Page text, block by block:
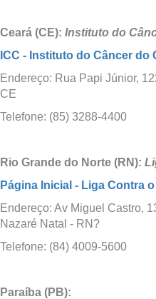
Ceará (CE): Instituto do
ICC - Instituto do Câncer do
Endereço: Rua Papi Júnior,
CE
Telefone: (85) 3288-4400
Rio Grande do Norte (RN):
Página Inicial - Liga Contra
Endereço: Av Miguel Castro,
Nazaré Natal - RN?
Telefone: (84) 4009-5600
Paraíba (PB):